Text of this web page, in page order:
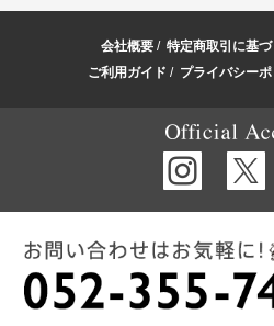
会社概要 / 特定商取引に基
ご利用ガイド / プライバシー